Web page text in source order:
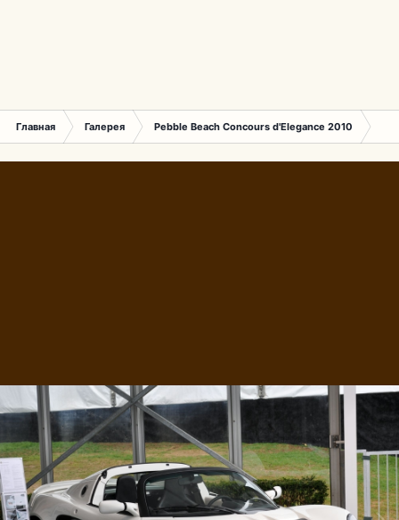
Главная Галерея Pebble Beach Concours d'Elegance 2010